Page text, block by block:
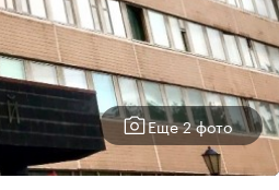
Еще 2 фото